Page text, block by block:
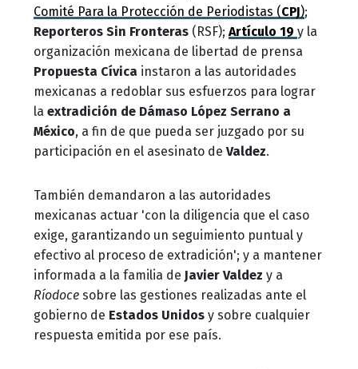
Comité Para la Protección de Periodistas (CPJ);
Reporteros Sin Fronteras (RSF); Artículo 19 y la
organización mexicana de libertad de prensa
Propuesta Cívica instaron a las autoridades
mexicanas a redoblar sus esfuerzos para lograr
la extradición de Dámaso López Serrano a
México, a fin de que pueda ser juzgado por su
participación en el asesinato de Valdez.
También demandaron a las autoridades
mexicanas actuar 'con la diligencia que el caso
exige, garantizando un seguimiento puntual y
efectivo al proceso de extradición'; y a mantener
informada a la familia de Javier Valdez y a
Ríodoce sobre las gestiones realizadas ante el
gobierno de Estados Unidos y sobre cualquier
respuesta emitida por ese país.